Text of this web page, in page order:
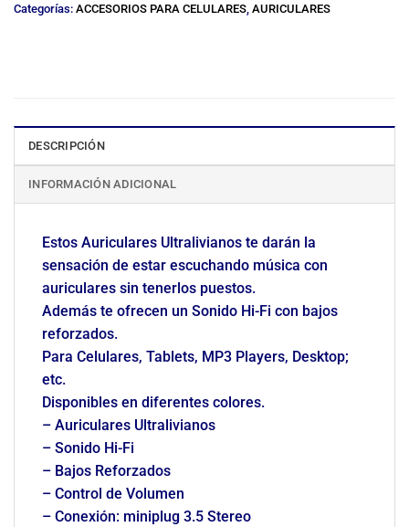
Categorías: ACCESORIOS PARA CELULARES AURICULARES
DESCRIPCIÓN
INFORMACIÓN ADICIONAL
Estos Auriculares Ultralivianos te darán la
sensación de estar escuchando música con
auriculares sin tenerlos puestos.
Además te ofrecen un Sonido Hi-Fi con bajos
reforzados.
Para Celulares, Tablets, MP3 Players, Desktop;
etc.
Disponibles en diferentes colores.
– Auriculares Ultralivianos
– Sonido Hi-Fi
– Bajos Reforzados
– Control de Volumen
– Conexión: miniplug 3.5 Stereo